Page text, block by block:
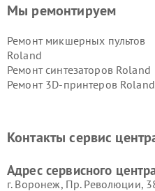
Мы ремонтируем
Ремонт микшерных пультов
Roland
Ремонт синтезаторов Roland
Ремонт 3D-принтеров Roland
Контакты сервис
Адрес сервисного
г. Воронеж, Пр. Революции,